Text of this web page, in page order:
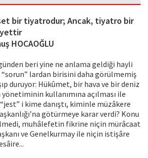
bir tiyatrodur; Ancak, tiyatro bir
HOCAOĞLU
beri yine ne anlama geldiği hayli
lardan birisini daha görülmemiş
duruyor: Hükûmet, bir hava ve bir deniz
yönetiminin kullanımına açılması ile
i kime danıştı, kiminle müzâkere
götürmeye karar verdi? Konu
muhâlefetin fikrine niçin mürâcaat
ve Genelkurmay ile niçin istişâre